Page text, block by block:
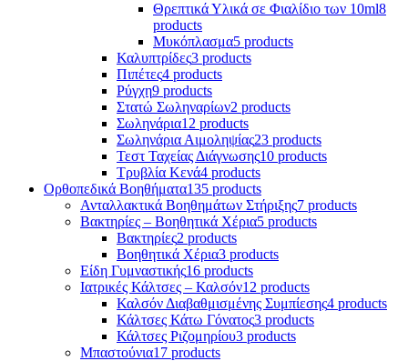
Θρεπτικά Υλικά σε Φιαλίδιο των 10ml8
products
Μυκόπλασμα5 products
Καλυπτρίδες3 products
Πιπέτες4 products
Ρύγχη9 products
Στατώ Σωληναρίων2 products
Σωληνάρια12 products
Σωληνάρια Αιμοληψίας23 products
Τεστ Ταχείας Διάγνωσης10 products
Τρυβλία Κενά4 products
Ορθοπεδικά Βοηθήματα135 products
Ανταλλακτικά Βοηθημάτων Στήριξης7 products
Βακτηρίες – Βοηθητικά Χέρια5 products
Βακτηρίες2 products
Βοηθητικά Χέρια3 products
Είδη Γυμναστικής16 products
Ιατρικές Κάλτσες – Καλσόν12 products
Καλσόν Διαβαθμισμένης Συμπίεσης4 products
Κάλτσες Κάτω Γόνατος3 products
Κάλτσες Ριζομηρίου3 products
Μπαστούνια17 products